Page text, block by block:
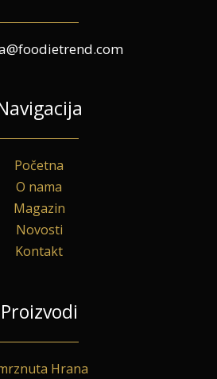
Početna
O nama
Magazin
Novosti
Kontakt
Proizvodi
Hrana